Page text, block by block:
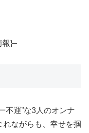
報}–
不運”な3人のオンナ
ながらも、幸せを掴